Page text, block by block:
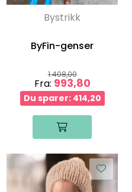
Bystrikk
ByFin-genser
1.408,00
Fra: 993,80
Du sparer: 414,20